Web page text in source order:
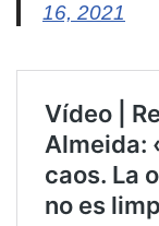
16, 2021